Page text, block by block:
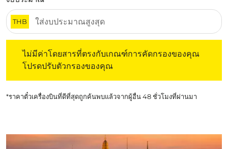
THB
ไม่มีค่าโดยสารที่ตรงกับเกณฑ์การคัดกรองของคุณ
โปรดปรับตัวกรองของคุณ
*ราคาตั๋วเครื่องบินที่ดีที่สุดถูกค้นพบแล้วจากผู้อื่น 48 ชั่วโมงที่ผ่านมา